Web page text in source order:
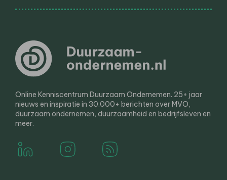
Online Kenniscentrum Duurzaam Ondernemen. 25+ jaar
nieuws en inspiratie in 30.000+ berichten over MVO,
duurzaam ondernemen, duurzaamheid en bedrijfsleven en
meer.